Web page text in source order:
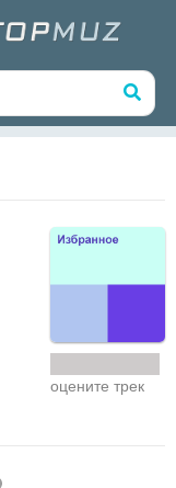
оцените трек